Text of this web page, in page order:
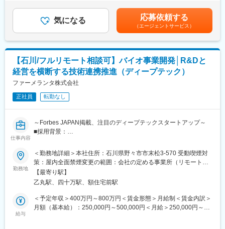
■MIT発の独自技術を核にした高い技術力：
MITで生まれた「自己組織化ペプチド技術」を基盤とし、他社が簡
単に真似できない医療用バイオマテリアルを保有・独占的に活用
しています。高い生体適合性と安全性が評価されています。
■すでに実用化されているグローバル医療ビジネス：
止血材「ピュアスタット」などは、日本・欧州・米国で承認・販
売実績があり、研究段階に留まらず、世界の医療現場で使われて
いる製品を持つ点が大きな強みです。
■外科 × 再生医療 × DDSに展開できる成長性：
現在の主力は外科・内視鏡領域ですが、同じ技術を使って組織再
生医療やドラッグデリバリー（DDS）にも応用可能なため、中長
期での事業拡張余地が大きい企業です。
変更の範囲：会社の定める業務
※1日の訪問件数は3～4件程度です。
■代理店営業がメインであり、緊急対応や夜間対応などはほとんど
発生しません。
■手術の立ち会いもなく、ワークライフバランスが整えやすい環境
です。
【当ポジションの魅力】
裁量をもって事業成長フェーズを牽引ができる：
2021年に日本でピュアスタットを上市し営業・販売を開始し、現
在は開拓した市場をスケールするフェーズです。今後製品のパイ
プラインの増加も予定されており、市場を大きく拡大していく動
【当社について】
自己組織化ペプチド技術に関する様々な権利をもとに、医療機器
事業、研究試薬事業、ライセンス事業を柱としてグローバルな事
マサチューセッツ工科大（MIT）からライセンスを受けているペプ
チド技術をコアとし、再生医療や外科医療、細胞医療、創薬技術
給与補足＞※スキルやご経験を考慮し決定します。■昇給：有賃金
はあくまでも目安の金額であり、選考を通じて上下する可能性が
あります。月給(月額)は固定手当を含めた表記です。
気になる 応募依頼する
（エージェントサービス）
【石川/フルリモート相談可】バイオ事業開発│R&Dと
経営を横断する技術連携推進（ディープテック）
ファーメランタ株式会社
正社員 転勤なし
仕事内容
～Forbes JAPAN掲載、注目のディープテックスタートアップ～
■採用背景：
づくり拠点を構築するスタートアップです。創業以来、パイプラ
インと外部連携を拡大しており、R&D・事業開発・経営の「あい
だ」を担う新規ポジションを募集します。
■ポジション概要：
研究と事業をつなぐ現場に近い距離で、技術評価・協力関係検
討・新技術導入に横断的に関わるエントリー～ジュニア向けポジ
勤務地
＜勤務地詳細＞本社住所：石川県野々市市末松3-570 受動喫煙対
策：屋内全面禁煙変更の範囲：会社の定める事業所（リモートワ
ーク含む）
【最寄り駅】
乙丸駅、四十万駅、額住宅前駅
給与
＜予定年収＞400万円～800万円＜賃金形態＞月給制＜賃金内訳＞
月額（基本給）：250,000円～500,000円＜月給＞250,000円～